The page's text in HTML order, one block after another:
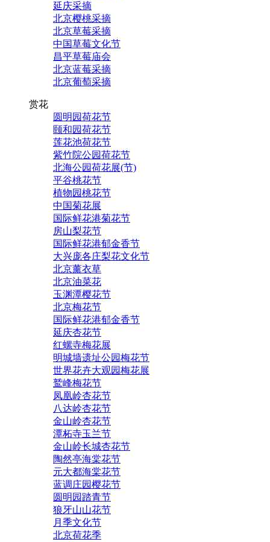
延庆采摘
北京樱桃采摘
北京草莓采摘
中国草莓文化节
昌平草莓庙会
北京蓝莓采摘
北京葡萄采摘
赏花
圆明园荷花节
颐和园荷花节
莲花池荷花节
紫竹院公园荷花节
北海公园荷花展(节)
平谷桃花节
植物园桃花节
中国菊花展
国际鲜花港菊花节
房山梨花节
国际鲜花港郁金香节
大兴庞各庄梨花文化节
北京薰衣草
北京油菜花
玉渊潭樱花节
北京梅花节
国际鲜花港郁金香节
延庆杏花节
红螺寺梅花展
明城墙遗址公园梅花节
世界花卉大观园梅花展
鹫峰梅花节
凤凰岭杏花节
八达岭杏花节
金山岭杏花节
潭柘寺玉兰节
金山岭长城杏花节
陶然亭海棠花节
元大都海棠花节
蓝调庄园樱花节
圆明园踏青节
狼牙山山花节
月季文化节
北京荷花季